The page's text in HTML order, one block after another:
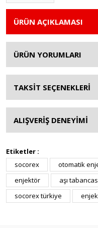
ÜRÜN AÇIKLAMASI
ÜRÜN YORUMLARI
TAKSİT SEÇENEKLERİ
ALIŞVERİŞ DENEYİMİ
Etiketler :
socorex
otomatik
enjektör
aşı
socorex türkiye